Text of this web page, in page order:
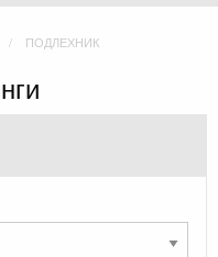
ПОДЛЕХНИК